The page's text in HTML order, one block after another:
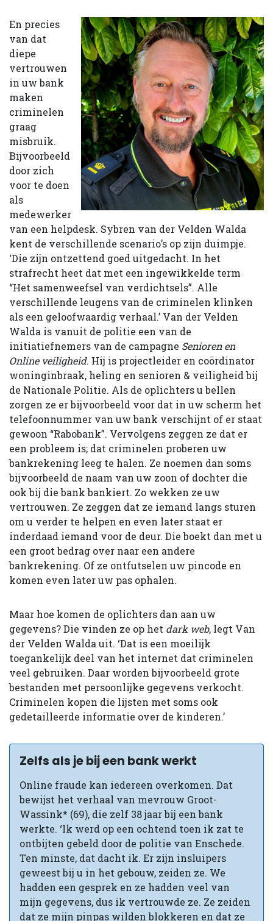
En precies
van dat
diepe
vertrouwen
in uw bank
maken
criminelen
graag
misbruik.
Bijvoorbeeld
door zich
voor te doen
als
medewerker
van een helpdesk. Sybren van der Velden Walda
kent de verschillende scenario’s op zijn duimpje.
‘Die zijn ontzettend goed uitgedacht. In het
strafrecht heet dat met een ingewikkelde term
“Het samenweefsel van verdichtsels”. Alle
verschillende leugens van de criminelen klinken
als een geloofwaardig verhaal.’ Van der Velden
Walda is vanuit de politie een van de
initiatiefnemers van de campagne Senioren en
Online veiligheid. Hij is projectleider en coördinator
woninginbraak, heling en senioren & veiligheid bij
de Nationale Politie. Als de oplichters u bellen
zorgen ze er bijvoorbeeld voor dat in uw scherm het
telefoonnummer van uw bank verschijnt of er staat
gewoon “Rabobank”. Vervolgens zeggen ze dat er
een probleem is; dat criminelen proberen uw
bankrekening leeg te halen. Ze noemen dan soms
bijvoorbeeld de naam van uw zoon of dochter die
ook bij die bank bankiert. Zo wekken ze uw
vertrouwen. Ze zeggen dat ze iemand langs sturen
om u verder te helpen en even later staat er
inderdaad iemand voor de deur. Die boekt dan met u
een groot bedrag over naar een andere
bankrekening. Of ze ontfutselen uw pincode en
komen even later uw pas ophalen.
Maar hoe komen de oplichters dan aan uw
gegevens? Die vinden ze op het dark web, legt Van
der Velden Walda uit. ‘Dat is een moeilijk
toegankelijk deel van het internet dat criminelen
veel gebruiken. Daar worden bijvoorbeeld grote
bestanden met persoonlijke gegevens verkocht.
Criminelen kopen die lijsten met soms ook
gedetailleerde informatie over de kinderen.’
Zelfs als je bij een bank werkt
Online fraude kan iedereen overkomen. Dat
bewijst het verhaal van mevrouw Groot-
Wassink* (69), die zelf 38 jaar bij een bank
werkte. ‘Ik werd op een ochtend toen ik zat te
ontbijten gebeld door de politie van Enschede.
Ten minste, dat dacht ik. Er zijn insluipers
geweest bij u in het gebouw, zeiden ze. We
hadden een gesprek en ze hadden veel van
mijn gegevens, dus ik vertrouwde ze. Ze zeiden
dat ze mijn pinpas wilden blokkeren en dat ze